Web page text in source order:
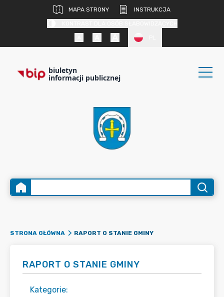
MAPA STRONY
INSTRUKCJA
biuletyn
informacji publicznej
STRONA GŁÓWNA RAPORT O STANIE GMINY
RAPORT O STANIE GMINY
Kategorie: